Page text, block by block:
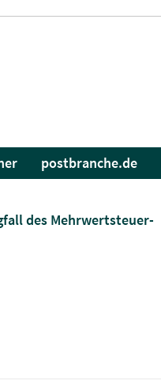
postbranche.de
des Mehrwertsteuer-